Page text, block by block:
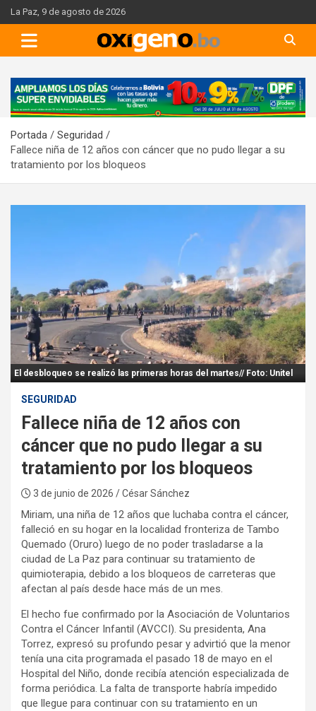
Skip
to
content
La Paz, 9 de agosto de 2026
A
d
e
r
t
n
t
:
Portada
Seguridad
Fallece niña de 12 años con cáncer que no pudo llegar a su
tratamiento por los bloqueos
El desbloqueo se realizó las primeras horas del martes// Foto: Unitel
SEGURIDAD
Fallece niña de 12 años con
cáncer que no pudo llegar a su
tratamiento por los bloqueos
3 de junio de 2026 / César Sánchez
Miriam, una niña de 12 años que luchaba contra el cáncer,
falleció en su hogar en la localidad fronteriza de Tambo
Quemado (Oruro) luego de no poder trasladarse a la
ciudad de La Paz para continuar su tratamiento de
quimioterapia, debido a los bloqueos de carreteras que
afectan al país desde hace más de un mes.
El hecho fue confirmado por la Asociación de Voluntarios
Contra el Cáncer Infantil (AVCCI). Su presidenta, Ana
Torrez, expresó su profundo pesar y advirtió que la menor
tenía una cita programada el pasado 18 de mayo en el
Hospital del Niño, donde recibía atención especializada de
forma periódica. La falta de transporte habría impedido
que llegue para continuar con su tratamiento en un